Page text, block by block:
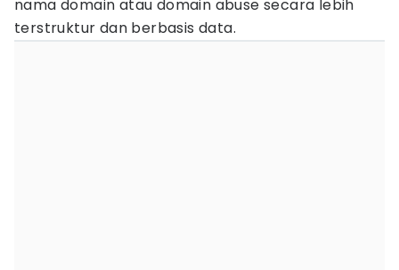
nama domain atau domain abuse secara lebih
terstruktur dan berbasis data.